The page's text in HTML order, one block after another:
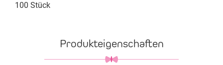
100 Stück
Produkteigenschaften